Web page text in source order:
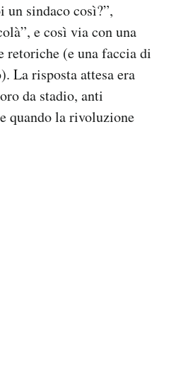
un sindaco così?”,
e così via con una
retoriche (e una faccia di
La risposta attesa era
da stadio, anti
quando la rivoluzione